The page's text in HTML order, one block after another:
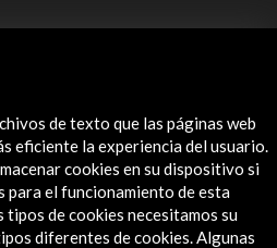
de texto que las páginas web
eficiente la experiencia del usuario.
cookies en su dispositivo si
para el funcionamiento de esta
tipos de cookies necesitamos su
diferentes de cookies. Algunas